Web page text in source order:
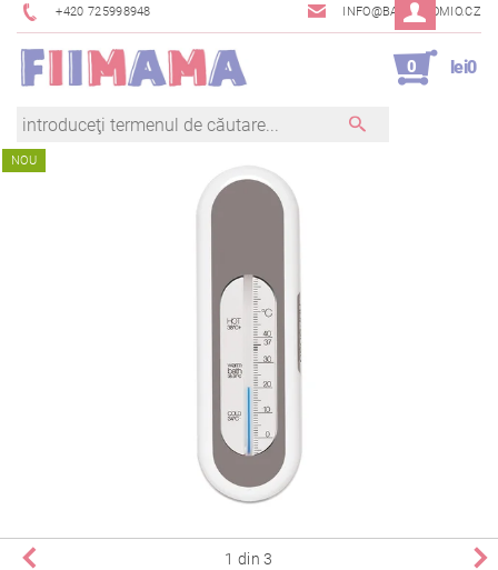
+420 725998948 INFO@BAMBINOMIO.CZ
0 lei0
NOU
1 din 3